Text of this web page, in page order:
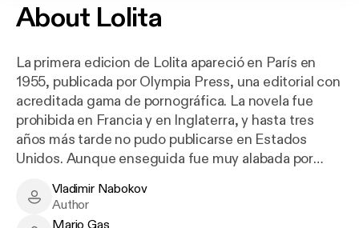
About Lolita
La primera edicion de Lolita apareció en París en
1955, publicada por Olympia Press, una editorial con
acreditada gama de pornográfica. La novela fue
prohibida en Francia y en Inglaterra, y hasta tres
años más tarde no pudo publicarse en Estados
Unidos. Aunque enseguida fue muy alabada por
adjetivos de «escandalosa», «inmoral»,
«decadente» y «ultrajante» acompañaron largo
Vladimir Nabokov - Author
Vladimir Nabokov
Author
Mario Gas